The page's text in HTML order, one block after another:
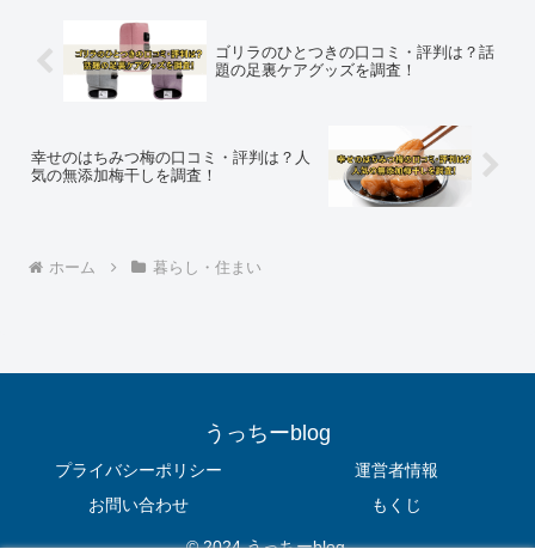
ゴリラのひとつきの口コミ・評判は？話
題の足裏ケアグッズを調査！
幸せのはちみつ梅の口コミ・評判は？人
気の無添加梅干しを調査！
ホーム 暮らし・住まい
うっちーblog
プライバシーポリシー
運営者情報
お問い合わせ
もくじ